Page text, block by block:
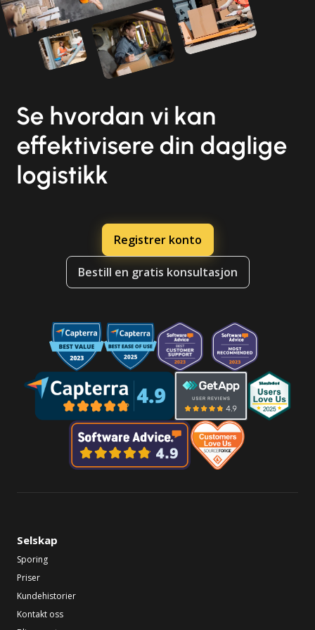
Se hvordan vi kan
effektivisere din daglige
logistikk
Registrer konto
Bestill en gratis konsultasjon
Selskap
Sporing
Priser
Kundehistorier
Kontakt oss